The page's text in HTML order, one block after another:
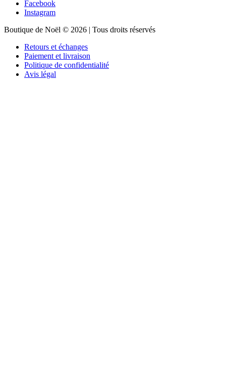
Facebook
Instagram
Boutique de Noël © 2026 | Tous droits réservés
Retours et échanges
Paiement et livraison
Politique de confidentialité
Avis légal